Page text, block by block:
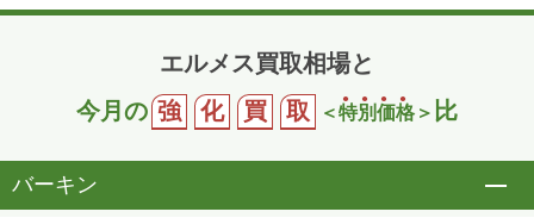
エルメス買取相場と
今月の 強 化 買 取 ＜特別価格 ＞ 比
バーキン